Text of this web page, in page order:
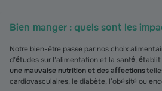
Bien manger : quels sont les
Notre bien-être passe par nos choix
d’études sur l’alimentation et la santé,
une mauvaise nutrition et des affections
cardiovasculaires, le diabète, l’obésité ou